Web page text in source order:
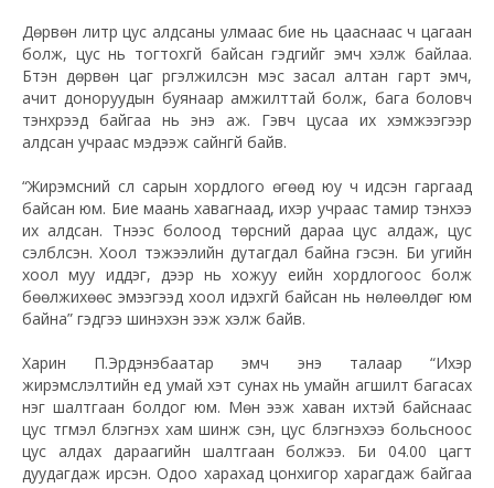
Дөрвөн литр цус алдсаны улмаас бие нь цааснаас ч цагаан
болж, цус нь тогтохгүй байсан гэдгийг эмч хэлж байлаа.
Бүтэн дөрвөн цаг үргэлжилсэн мэс засал алтан гарт эмч,
ачит доноруудын буянаар амжилттай болж, бага боловч
тэнхрээд байгаа нь энэ аж. Гэвч цусаа их хэмжээгээр
алдсан учраас мэдээж сайнгүй байв.
“Жирэмсний сүүл сарын хордлого өгөөд юу ч идсэн гаргаад
байсан юм. Бие маань хавагнаад, ихэр учраас тамир тэнхээ
их алдсан. Түүнээс болоод төрсний дараа цус алдаж, цус
сэлбүүлсэн. Хоол тэжээлийн дутагдал байна гэсэн. Би угийн
хоол муу иддэг, дээр нь хожуу үеийн хордлогоос болж
бөөлжихөөс эмээгээд хоол идэхгүй байсан нь нөлөөлдөг юм
байна” гэдгээ шинэхэн ээж хэлж байв.
Харин П.Эрдэнэбаатар эмч энэ талаар “Ихэр
жирэмслэлтийн үед умай хэт сунах нь умайн агшилт багасах
нэг шалтгаан болдог юм. Мөн ээж хаван ихтэй байснаас
цус түгмэл бүлэгнэх хам шинж үүсэн, цус бүлэгнэхээ больсноос
цус алдах дараагийн шалтгаан болжээ. Би 04.00 цагт
дуудагдаж ирсэн. Одоо харахад цонхигор харагдаж байгаа